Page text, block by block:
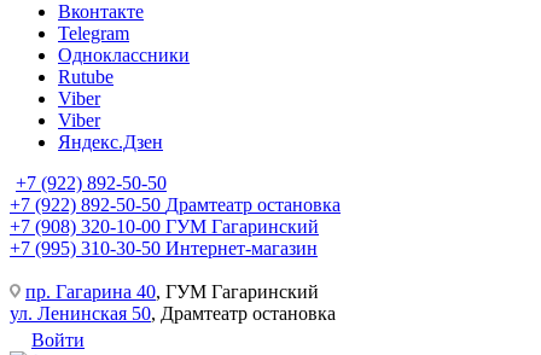
Вконтакте
Telegram
Одноклассники
Rutube
Viber
Viber
Яндекс.Дзен
+7 (922) 892-50-50
+7 (922) 892-50-50 Драмтеатр остановка
+7 (908) 320-10-00 ГУМ Гагаринский
+7 (995) 310-30-50 Интернет-магазин
пр. Гагарина 40, ГУМ Гагаринский
ул. Ленинская 50, Драмтеатр остановка
Войти